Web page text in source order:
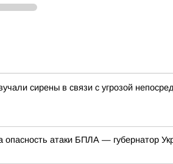
сирены в связи с угрозой
опасность атаки БПЛА — губернатор